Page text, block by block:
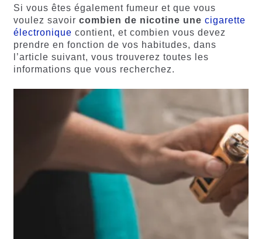
client
Si vous êtes également fumeur et que vous
voulez savoir combien de nicotine une cigarette
électronique contient, et combien vous devez
prendre en fonction de vos habitudes, dans
l’article suivant, vous trouverez toutes les
informations que vous recherchez.